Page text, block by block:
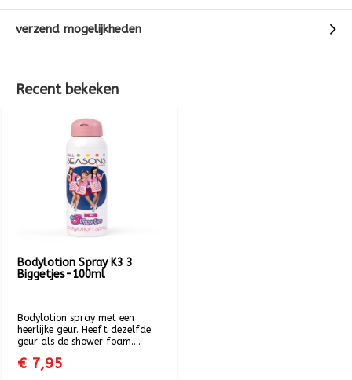
verzend mogelijkheden
Recent bekeken
Bodylotion Spray K3 3
Biggetjes-100ml
Bodylotion spray met een
heerlijke geur. Heeft dezelfde
geur als de shower foam....
€ 7,95